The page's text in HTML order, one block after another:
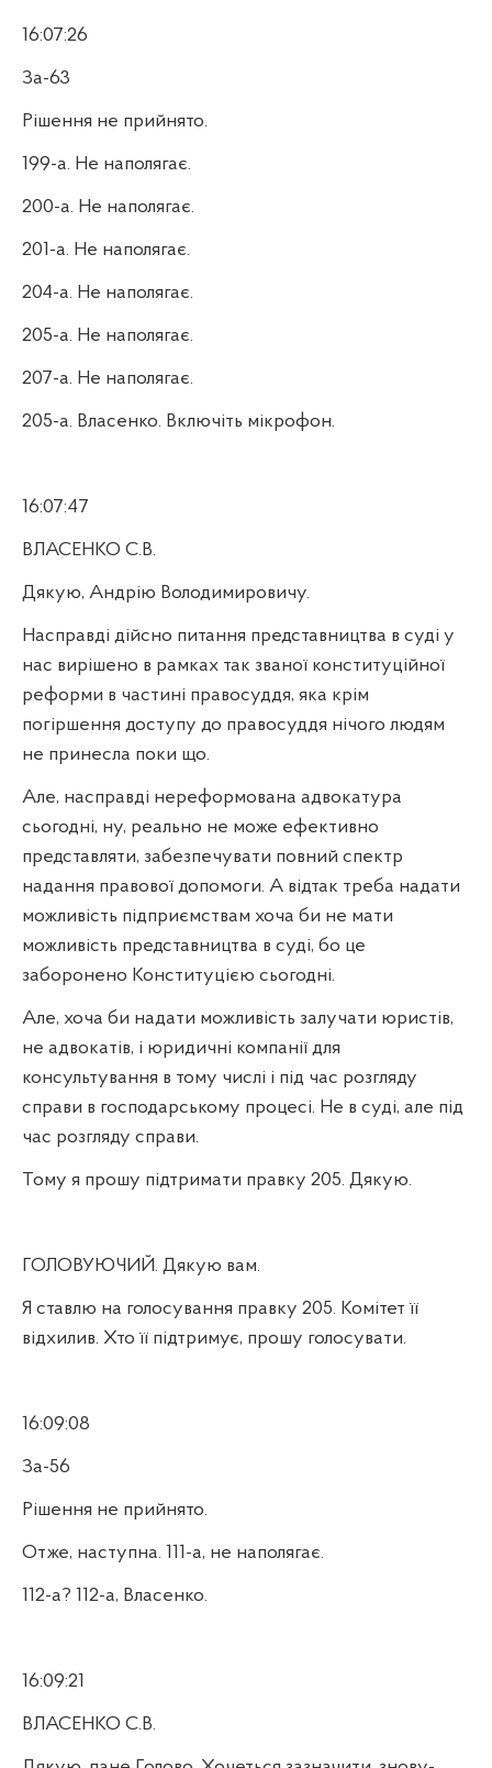
16:07:26
За-63
Рішення не прийнято.
199-а. Не наполягає.
200-а. Не наполягає.
201-а. Не наполягає.
204-а. Не наполягає.
205-а. Не наполягає.
207-а. Не наполягає.
205-а. Власенко. Включіть мікрофон.
16:07:47
ВЛАСЕНКО С.В.
Дякую, Андрію Володимировичу.
Насправді дійсно питання представництва в суді у
нас вирішено в рамках так званої конституційної
реформи в частині правосуддя, яка крім
погіршення доступу до правосуддя нічого людям
не принесла поки що.
Але, насправді нереформована адвокатура
сьогодні, ну, реально не може ефективно
представляти, забезпечувати повний спектр
надання правової допомоги. А відтак треба надати
можливість підприємствам хоча би не мати
можливість представництва в суді, бо це
заборонено Конституцією сьогодні.
Але, хоча би надати можливість залучати юристів,
не адвокатів, і юридичні компанії для
консультування в тому числі і під час розгляду
справи в господарському процесі. Не в суді, але під
час розгляду справи.
Тому я прошу підтримати правку 205. Дякую.
ГОЛОВУЮЧИЙ. Дякую вам.
Я ставлю на голосування правку 205. Комітет її
відхилив. Хто її підтримує, прошу голосувати.
16:09:08
За-56
Рішення не прийнято.
Отже, наступна. 111-а, не наполягає.
112-а? 112-а, Власенко.
16:09:21
ВЛАСЕНКО С.В.